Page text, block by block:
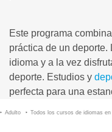
Este programa
práctica de un
idioma y a la vez
deporte. Estudios y
perfecta para una
Adulto Todos los cursos de idiomas